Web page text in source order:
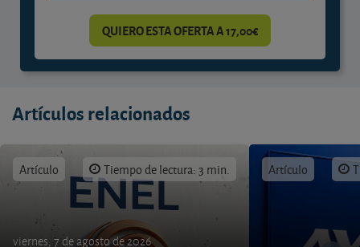
QUIERO ESTA OFERTA A 17,00€
Artículos relacionados
Artículo Tiempo de lectura: 3 min.
viernes, 7 de agosto de 2026
Artículo